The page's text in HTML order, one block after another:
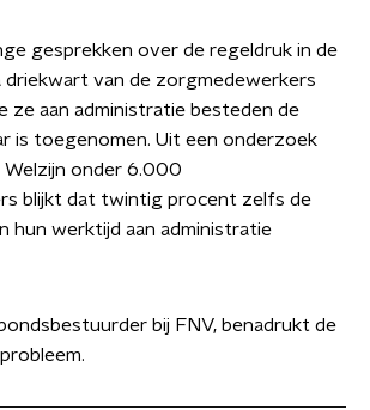
gesprekken over de regeldruk in de
van de zorgmedewerkers
ze aan administratie besteden de
is toegenomen. Uit een onderzoek
onder 6.000
blijkt dat twintig procent zelfs de
hun werktijd aan administratie
bij FNV, benadrukt de